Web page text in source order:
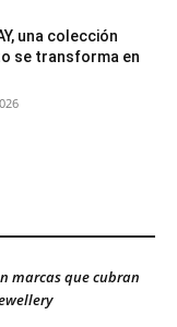
una colección
se transforma en
marcas que cubran